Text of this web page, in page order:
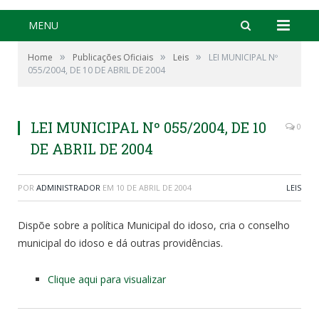
MENU
Home » Publicações Oficiais » Leis »
LEI MUNICIPAL Nº
055/2004, DE 10 DE ABRIL DE 2004
LEI MUNICIPAL Nº 055/2004, DE 10
DE ABRIL DE 2004
0
POR ADMINISTRADOR EM 10 DE ABRIL DE 2004 LEIS
Dispõe sobre a política Municipal do idoso, cria o conselho
municipal do idoso e dá outras providências.
Clique aqui para visualizar